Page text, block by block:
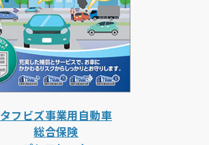
タフビズ事業用自動車
総合保険